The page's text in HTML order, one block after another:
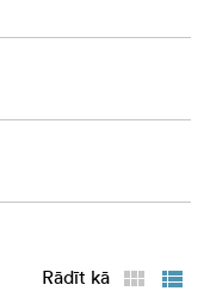
Rādīt kā